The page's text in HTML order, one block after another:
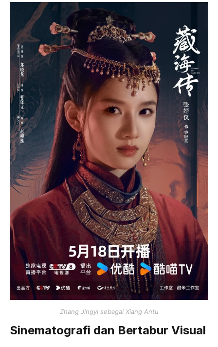
Zhang Jingyi sebagai Xiang Antu
Sinematografi dan Bertabur Visual